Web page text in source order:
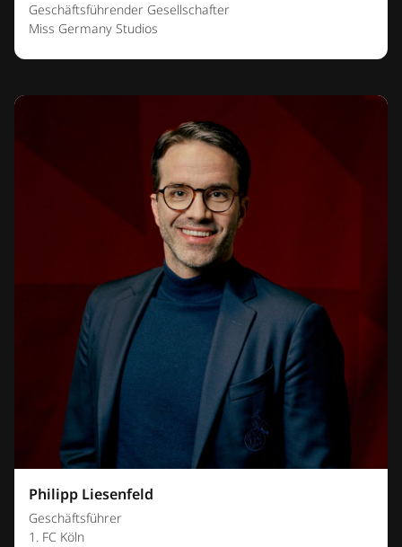
Geschäftsführender Gesellschafter
Miss Germany Studios
Philipp Liesenfeld
Geschäftsführer
1. FC Köln